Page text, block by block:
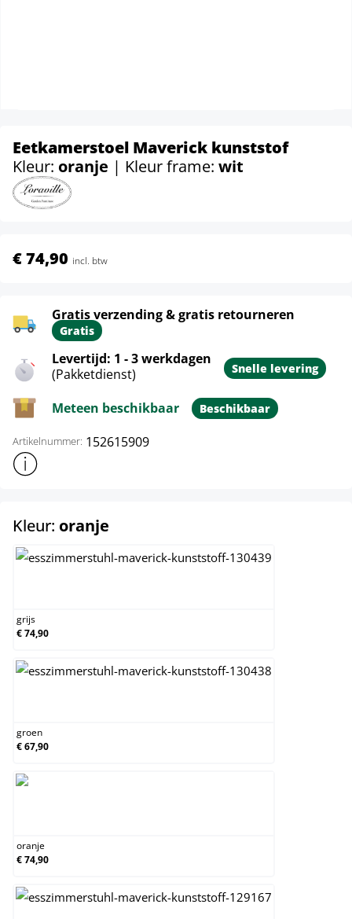
Eetkamerstoel Maverick kunststof
Kleur: oranje | Kleur frame: wit
€ 74,90 incl. btw
Gratis verzending & gratis retourneren
Gratis
Levertijd: 1 - 3 werkdagen
(Pakketdienst)
Snelle levering
Meteen beschikbaar Beschikbaar
Artikelnummer: 152615909
Toon meer productinformatie
Kleur: oranje
grijs
€ 74,90
groen
€ 67,90
oranje
€ 74,90